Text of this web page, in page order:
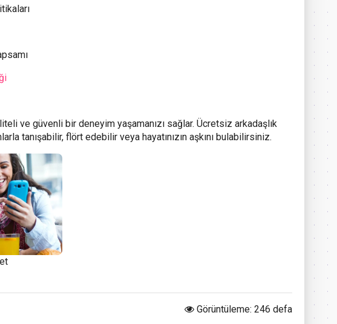
ve güvenli bir deneyim yaşamanızı sağlar. Ücretsiz arkadaşlık
tanışabilir, flört edebilir veya hayatınızın aşkını bulabilirsiniz.
Görüntüleme: 246 defa